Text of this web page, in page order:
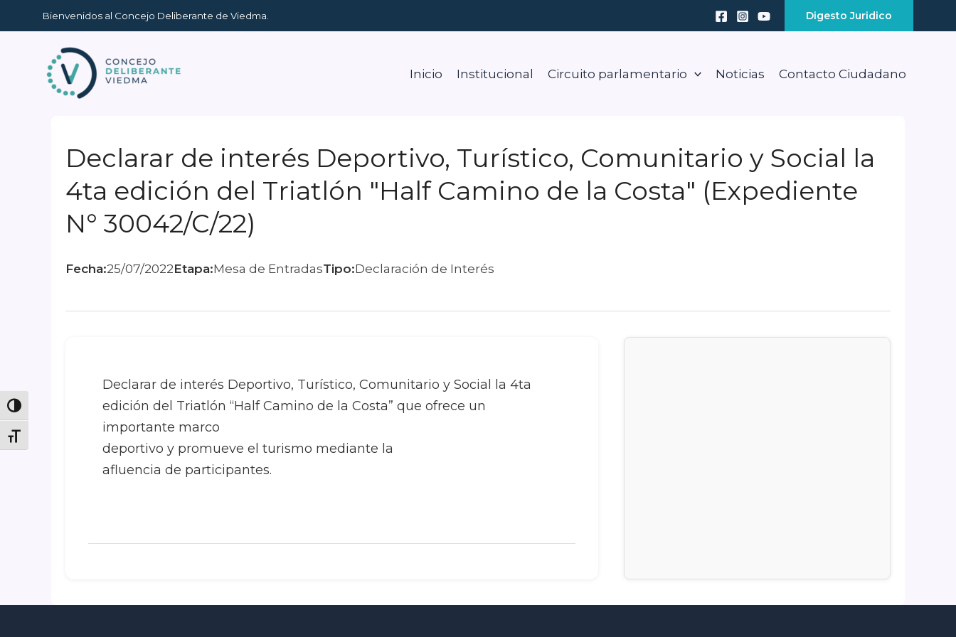
Toggle High Contrast
Toggle Font size
al
contenido
Bienvenidos al Concejo Deliberante de Viedma. Digesto Juridico
Inicio Institucional Circuito parlamentario Noticias Contacto Ciudadano
Declarar de interés Deportivo, Turístico, Comunitario y Social la
4ta edición del Triatlón "Half Camino de la Costa" (Expediente
N° 30042/C/22)
Fecha:25/07/2022Etapa:Mesa de EntradasTipo:Declaración de Interés
Declarar de interés Deportivo, Turístico, Comunitario y Social la 4ta
edición del Triatlón “Half Camino de la Costa” que ofrece un
importante marco
deportivo y promueve el turismo mediante la
afluencia de participantes.